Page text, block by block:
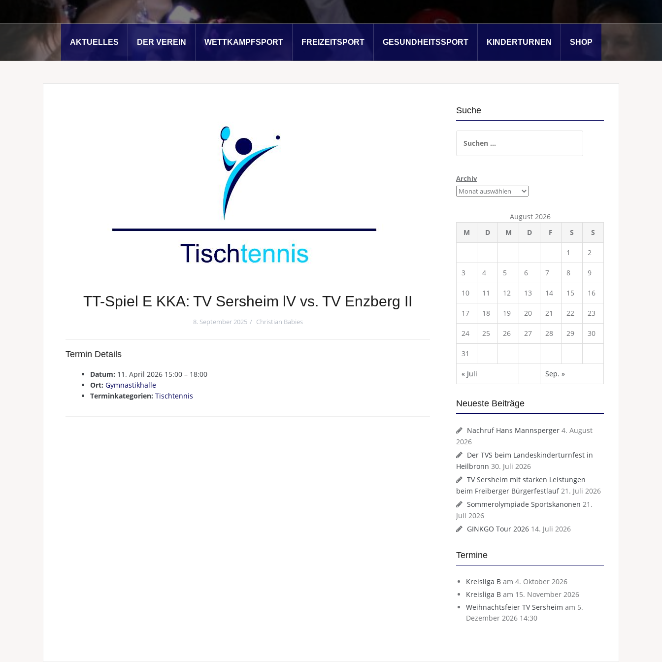
AKTUELLES DER VEREIN WETTKAMPFSPORT FREIZEITSPORT GESUNDHEITSSPORT KINDERTURNEN SHOP
TT-Spiel E KKA: TV Sersheim lV vs. TV Enzberg II
8. September 2025 Christian Babies
Termin Details
Datum: 11. April 2026 15:00 – 18:00
Ort: Gymnastikhalle
Terminkategorien: Tischtennis
Suche
nach:
Archiv
August 2026
M
D M D F S S
1 2
3 4 5 6 7 8 9
10 11 12 13 14 15 16
17 18 19 20 21 22 23
24 25 26 27 28 29 30
31
« Juli Sep. »
Neueste Beiträge
Nachruf Hans Mannsperger 4. August
2026
Der TVS beim Landeskinderturnfest in
Heilbronn 30. Juli 2026
TV Sersheim mit starken Leistungen
beim Freiberger Bürgerfestlauf 21. Juli 2026
Sommerolympiade Sportskanonen 21.
Juli 2026
GINKGO Tour 2026 14. Juli 2026
Termine
Kreisliga B am 4. Oktober 2026
Kreisliga B am 15. November 2026
Weihnachtsfeier TV Sersheim am 5.
Dezember 2026 14:30